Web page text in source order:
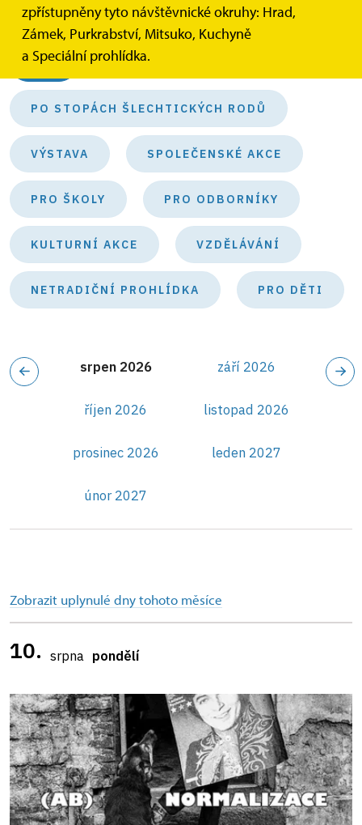
zpřístupněny tyto návštěvnické okruhy: Hrad,
Zámek, Purkrabství, Mitsuko, Kuchyně
a Speciální prohlídka.
Kategorie akcí
VŠE
PO STOPÁCH ŠLECHTICKÝCH RODŮ
VÝSTAVA SPOLEČENSKÉ AKCE
PRO ŠKOLY PRO ODBORNÍKY
KULTURNÍ AKCE VZDĚLÁVÁNÍ
NETRADIČNÍ PROHLÍDKA PRO DĚTI
srpen 2026 září 2026
říjen 2026 listopad 2026
prosinec 2026 leden 2027
únor 2027
Zobrazit uplynulé dny tohoto měsíce
10. srpna pondělí